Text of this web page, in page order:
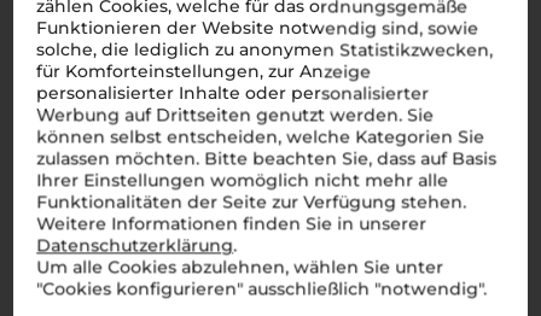
zählen Cookies, welche für das ordnungsgemäße
Funktionieren der Website notwendig sind, sowie
solche, die lediglich zu anonymen Statistikzwecken,
für Komforteinstellungen, zur Anzeige
personalisierter Inhalte oder personalisierter
Werbung auf Drittseiten genutzt werden. Sie
können selbst entscheiden, welche Kategorien Sie
zulassen möchten. Bitte beachten Sie, dass auf Basis
Ihrer Einstellungen womöglich nicht mehr alle
Funktionalitäten der Seite zur Verfügung stehen.
Weitere Informationen finden Sie in unserer
Datenschutzerklärung.
Um alle Cookies abzulehnen, wählen Sie unter
"Cookies konfigurieren" ausschließlich "notwendig".